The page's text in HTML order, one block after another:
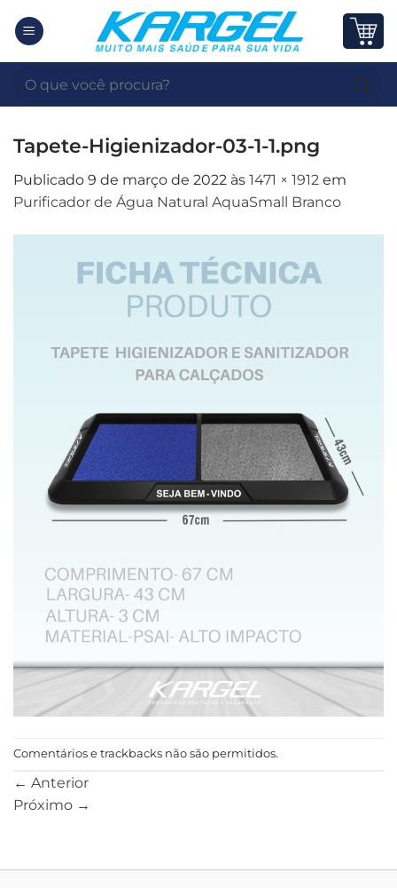
Pesquisar
Tapete-Higienizador-03-1-1.png
Publicado 9 de março de 2022 às 1471 × 1912 em
Purificador de Água Natural AquaSmall Branco
Comentários e trackbacks não são permitidos.
← Anterior
Próximo →